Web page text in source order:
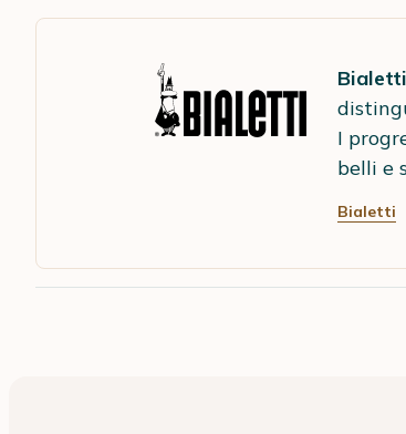
Bialetti
I
belli e
Bialetti